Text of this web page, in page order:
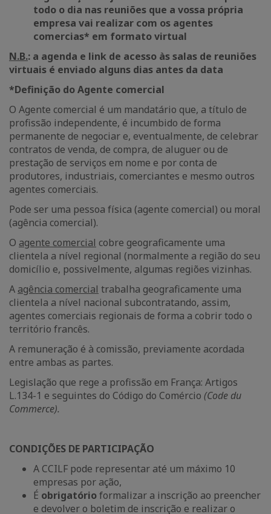
todo o dia nas reuniões que a vossa própria
empresa vai realizar com os agentes
comercias* em formato virtual
N.B.: a agenda e link de acesso às salas de reuniões
virtuais é enviado alguns dias antes da data
*Definição do Agente comercial
O Agente comercial é um mandatário que, a título de
profissão independente, é incumbido de forma
permanente de negociar e, eventualmente, de celebrar
contratos de venda, de compra, de aluguer ou de
prestação de serviços em nome e por conta de
produtores, industriais, comerciantes e mesmo outros
agentes comerciais.
Pode ser uma pessoa física (agente comercial) ou moral
(agência comercial).
O agente comercial cobre geograficamente uma
clientela a nível regional (normalmente a região do seu
domicílio e, possivelmente, algumas regiões vizinhas.
A agência comercial trabalha geograficamente uma
clientela a nível nacional subcontratando, assim,
agentes comerciais regionais de forma a cobrir todo o
território francês.
A remuneração é à comissão, previamente acordada
entre ambas as partes.
Legislação que rege a profissão em França: Artigos
L.134-1 e seguintes do Código do Comércio (Code du
Commerce).
CONDIÇÕES DE PARTICIPAÇÃO
A CCILF pode representar até um máximo 10
empresas por ação,
É obrigatórioformalizar a inscrição ao preencher
e devolver o boletim de inscrição e realizar o